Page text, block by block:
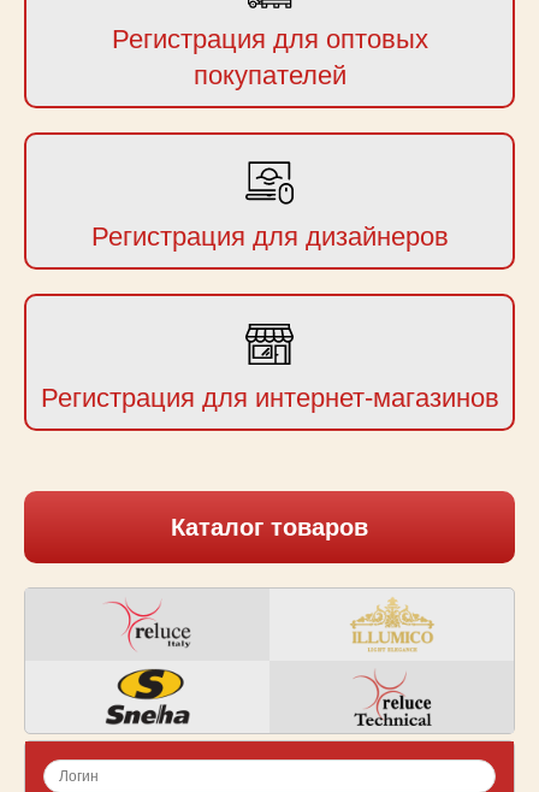
Регистрация для оптовых
покупателей
Регистрация для дизайнеров
Регистрация для интернет-магазинов
Каталог товаров